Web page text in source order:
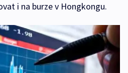
i na burze v Hongkongu.